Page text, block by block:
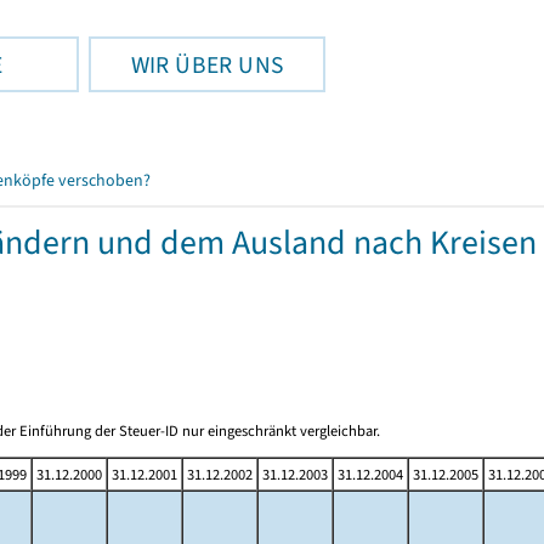
WIR ÜBER UNS
verschoben?
und dem Ausland nach Kreisen
Einführung der Steuer-ID nur eingeschränkt vergleichbar.
31.12.2000 31.12.2001 31.12.2002 31.12.2003 31.12.2004 31.12.2005